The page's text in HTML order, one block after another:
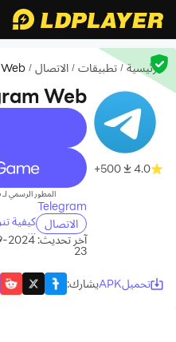
الرئيسية / تطبيقات / الاتصال /
4.0
500+
Web
recommend
المطور الرسمي لـ Telegram Web هو Telegram، بينما يُقدّم
Telegram
الاتصال
23
تحميلAPK يشارك: